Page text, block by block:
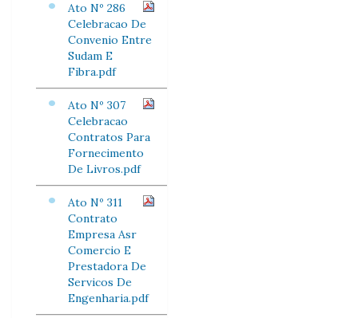
Ato Nº 286
Celebracao De
Convenio Entre
Sudam E
Fibra.pdf
Ato Nº 307
Celebracao
Contratos Para
Fornecimento
De Livros.pdf
Ato Nº 311
Contrato
Empresa Asr
Comercio E
Prestadora De
Servicos De
Engenharia.pdf